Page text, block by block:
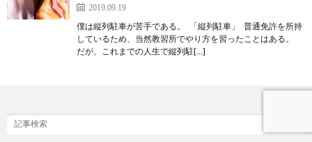
2019.09.19
僕は縦列駐車が苦手である。 「縦列駐車」 普通免許を所持
しているため、当然教習所でやり方を習ったことはある。
だが、これまでの人生で縦列駐[…]